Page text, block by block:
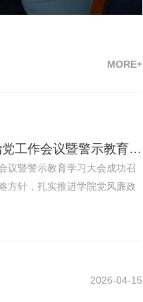
MORE+
智能与信息学院全面从严治党工作会议暨警示教育学习大会成功召开
议暨警示教育学习大会成功召
方针，扎实推进学院党风廉政
4月20日，智能与信息学院在
2026-04-15